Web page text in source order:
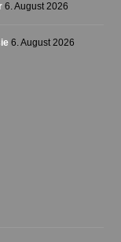
6. August 2026
6. August 2026